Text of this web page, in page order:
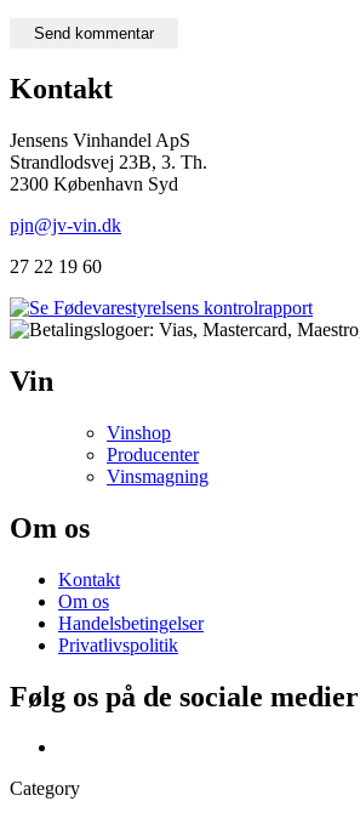
Kontakt
Jensens Vinhandel ApS
Strandlodsvej 23B, 3. Th.
2300 København Syd
pjn@jv-vin.dk
27 22 19 60
Vin
Vinshop
Producenter
Vinsmagning
Om os
Kontakt
Om os
Handelsbetingelser
Privatlivspolitik
Følg os på de sociale medier
Category